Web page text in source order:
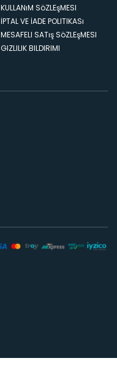
KULLANıM SöZLEşMESI
İPTAL VE İADE POLITIKASı
MESAFELI SATış SöZLEşMESI
GIZLILIK BILDIRIMI